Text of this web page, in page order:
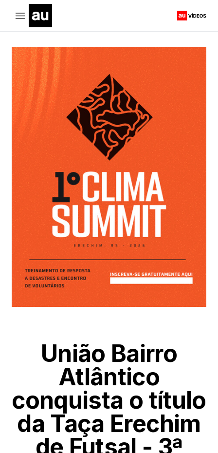
União Bairro
Atlântico
conquista o título
da Taça Erechim
de Futsal - 3ª